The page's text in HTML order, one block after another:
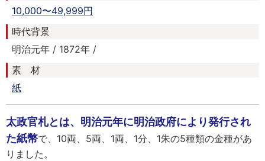
10,000〜49,999円
時代背景
明治元年 / 1872年 /
素 材
紙
太政官札とは、明治元年に明治政府により発行され
た紙幣で、10両、5両、1両、1分、1朱の5種類の金種があ
りました。